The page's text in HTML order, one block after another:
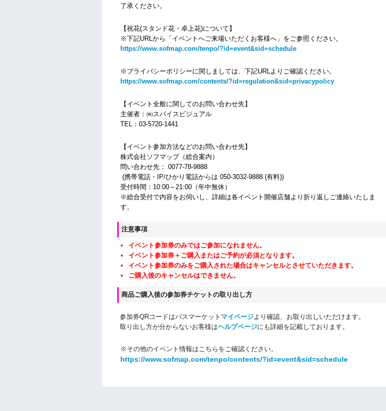
了承ください。
【祝花(スタンド花・卓上花)について】
※下記URLから「イベントへご来場いただくお客様へ」をご参照ください。
https://www.sofmap.com/tenpo/?id=event&sid=schedule
※プライバシーポリシーに関しましては、下記URLよりご確認ください。
https://www.sofmap.com/contents/?id=regulation&sid=privacypolicy
【イベント全般に関してのお問い合わせ先】
主催者：㈱スパイスビジュアル
TEL： 03-5720-1441
【イベント参加方法などのお問い合わせ先】
株式会社ソフマップ（総合案内）
問い合わせ先： 0077-78-9888
(携帯電話・IP/ひかり電話からは 050-3032-9888 (有料))
受付時間：10:00～21:00（年中無休）
※総合受付で内容をお伺いし、詳細は各イベント開催店舗より折り返しご連絡いたしま
す。
注意事項
イベント参加券のみではご参加になれません。
イベント参加券＋ご購入またはご予約が必須となります。
イベント参加券のみをご購入された場合はキャンセルとさせていただきます。
ご購入後のキャンセルはできません。
商品ご購入後の参加券チケットの取り出し方
参加券QRコードはパスマーケット マイページより確認、お取り出しいただけます。
取り出し方が分からないお客様はヘルプページにも詳細を記載しております。
※その他のイベント情報はこちらをご確認ください。
https://www.sofmap.com/tenpo/contents/?id=event&sid=schedule